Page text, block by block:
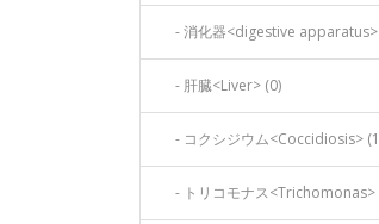
- 消化器<digestive
- 肝臓<Liver> (0)
- コクシジウム<Coccidiosis>
- トリコモナス<Trichomonas>